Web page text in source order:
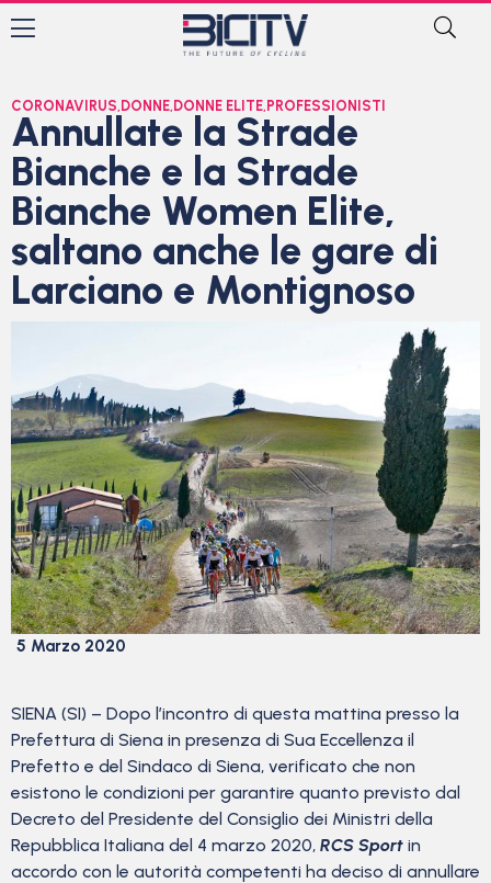
CORONAVIRUS, DONNE, DONNE ELITE, PROFESSIONISTI
Annullate la Strade
Bianche e la Strade
Bianche Women Elite,
saltano anche le gare di
Larciano e Montignoso
5 Marzo 2020
SIENA (SI) – Dopo l’incontro di questa mattina presso la
Prefettura di Siena in presenza di Sua Eccellenza il
Prefetto e del Sindaco di Siena, verificato che non
esistono le condizioni per garantire quanto previsto dal
Decreto del Presidente del Consiglio dei Ministri della
Repubblica Italiana del 4 marzo 2020, RCS Sport in
accordo con le autorità competenti ha deciso di annullare